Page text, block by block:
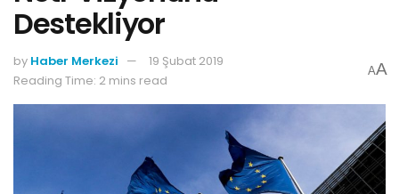
Destekliyor
by Haber Merkezi
19 Şubat 2019
Reading Time: 2 mins read
AA